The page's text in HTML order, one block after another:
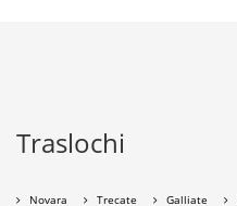
Traslochi
Novara Trecate Galliate